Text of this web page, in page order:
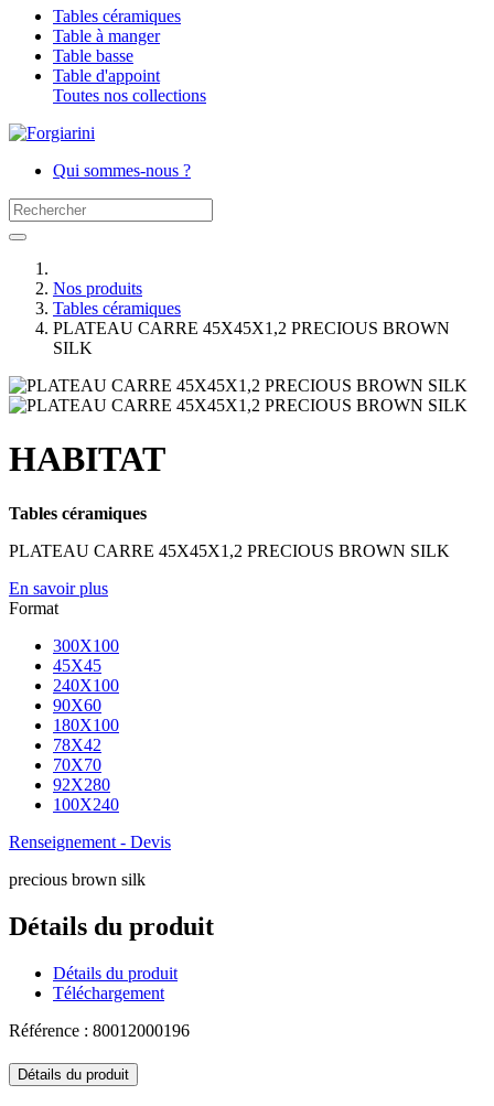
Tables céramiques
Table à manger
Table basse
Table d'appoint
Toutes nos collections
Qui sommes-nous ?
Nos produits
Tables céramiques
PLATEAU CARRE 45X45X1,2 PRECIOUS BROWN
SILK
HABITAT
Tables céramiques
PLATEAU CARRE 45X45X1,2 PRECIOUS BROWN SILK
En savoir plus
Format
300X100
45X45
240X100
90X60
180X100
78X42
70X70
92X280
100X240
Renseignement - Devis
precious brown silk
Détails du produit
Détails du produit
Téléchargement
Référence : 80012000196
Détails du produit